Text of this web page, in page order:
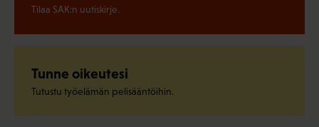
Tilaa SAK:n uutiskirje.
Tunne oikeutesi
Tutustu työelämän pelisääntöihin.